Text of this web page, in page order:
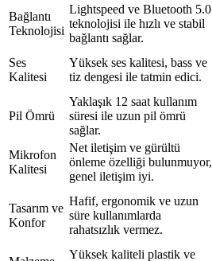
Bağlantı
Teknolojisi
Lightspeed ve Bluetooth 5.0
teknolojisi ile hızlı ve stabil
bağlantı sağlar.
Ses
Kalitesi
Yüksek ses kalitesi, bass ve
tiz dengesi ile tatmin edici.
Pil Ömrü
Yaklaşık 12 saat kullanım
süresi ile uzun pil ömrü
sağlar.
Mikrofon
Kalitesi
Net iletişim ve gürültü
önleme özelliği bulunmuyor,
genel iletişim iyi.
Tasarım ve
Konfor
Hafif, ergonomik ve uzun
süre kullanımlarda
rahatsızlık vermez.
Yüksek kaliteli plastik ve